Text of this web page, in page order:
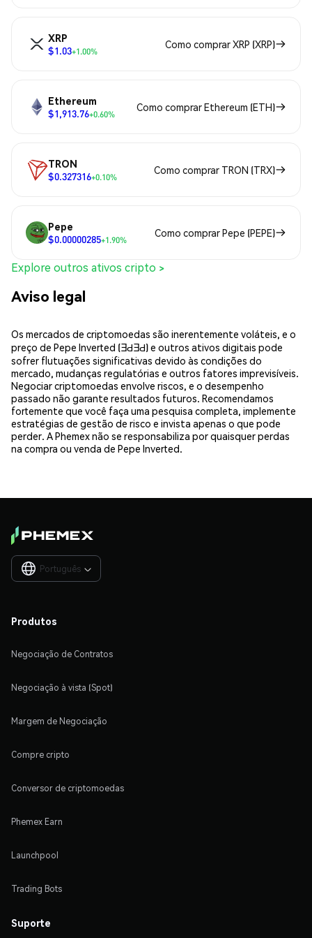
XRP
$1.03+1.00%
Como comprar XRP (XRP)
Ethereum
$1,913.76+0.60%
Como comprar Ethereum (ETH)
TRON
$0.327316+0.10%
Como comprar TRON (TRX)
Pepe
$0.00000285+1.90%
Como comprar Pepe (PEPE)
Explore outros ativos cripto >
Aviso legal
Os mercados de criptomoedas são inerentemente voláteis, e o
preço de Pepe Inverted (ƎԀƎԀ) e outros ativos digitais pode
sofrer flutuações significativas devido às condições do
mercado, mudanças regulatórias e outros fatores imprevisíveis.
Negociar criptomoedas envolve riscos, e o desempenho
passado não garante resultados futuros. Recomendamos
fortemente que você faça uma pesquisa completa, implemente
estratégias de gestão de risco e invista apenas o que pode
perder. A Phemex não se responsabiliza por quaisquer perdas
na compra ou venda de Pepe Inverted.
Português 
Produtos
Negociação de Contratos
Negociação à vista (Spot)
Margem de Negociação
Compre cripto
Conversor de criptomoedas
Phemex Earn
Launchpool
Trading Bots
Suporte